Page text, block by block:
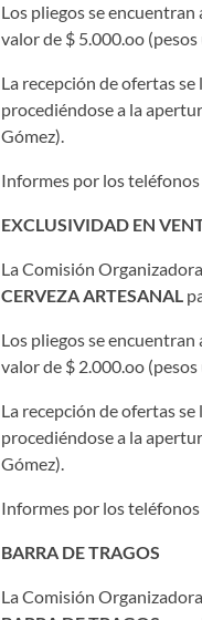
Los pliegos se
valor de $ 5.000.oo
La recepción de ofertas
procediéndose a la
Gómez).
Informes por los
EXCLUSIVIDAD EN
La Comisión
CERVEZA ARTESANAL
Los pliegos se
valor de $ 2.000.oo
La recepción de ofertas
procediéndose a la
Gómez).
Informes por los
BARRA DE TRAGOS
La Comisión